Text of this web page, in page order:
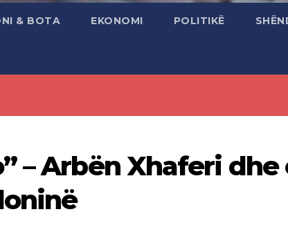
& BOTA EKONOMI POLITIKË
– Arbën Xhaferi